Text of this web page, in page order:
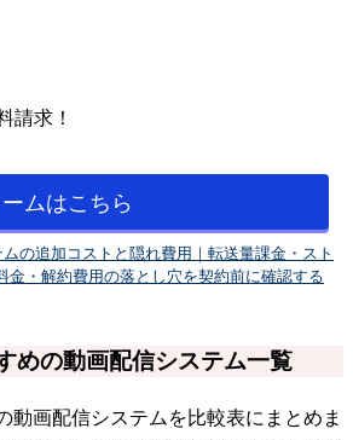
請求！
ムはこちら
の追加コストと隠れ費用｜転送量課金・スト
金・解約費用の落とし穴を契約前に確認する
めの動画配信システム一覧
動画配信システムを比較表にまとめま